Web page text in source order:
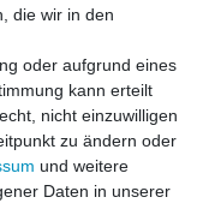
die wir in den
oder aufgrund eines
kann erteilt
nicht einzuwilligen
zu ändern oder
und weitere
Daten in unserer
die wir in den
oder aufgrund eines
kann erteilt
nicht einzuwilligen
zu ändern oder
und weitere
Daten in unserer